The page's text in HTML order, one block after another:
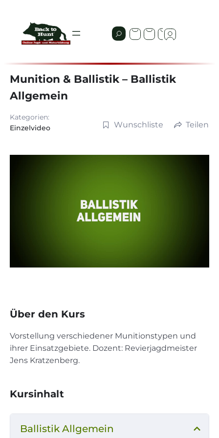
Munition & Ballistik – Ballistik
Allgemein
Kategorien:
Einzelvideo
Wunschliste Teilen
Über den Kurs
Vorstellung verschiedener Munitionstypen und
ihrer Einsatzgebiete. Dozent: Revierjagdmeister
Jens Kratzenberg.
Kursinhalt
Ballistik Allgemein